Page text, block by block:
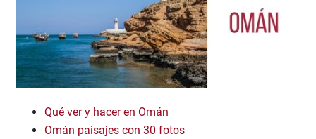
Qué ver y hacer en Omán
Omán paisajes con 30 fotos